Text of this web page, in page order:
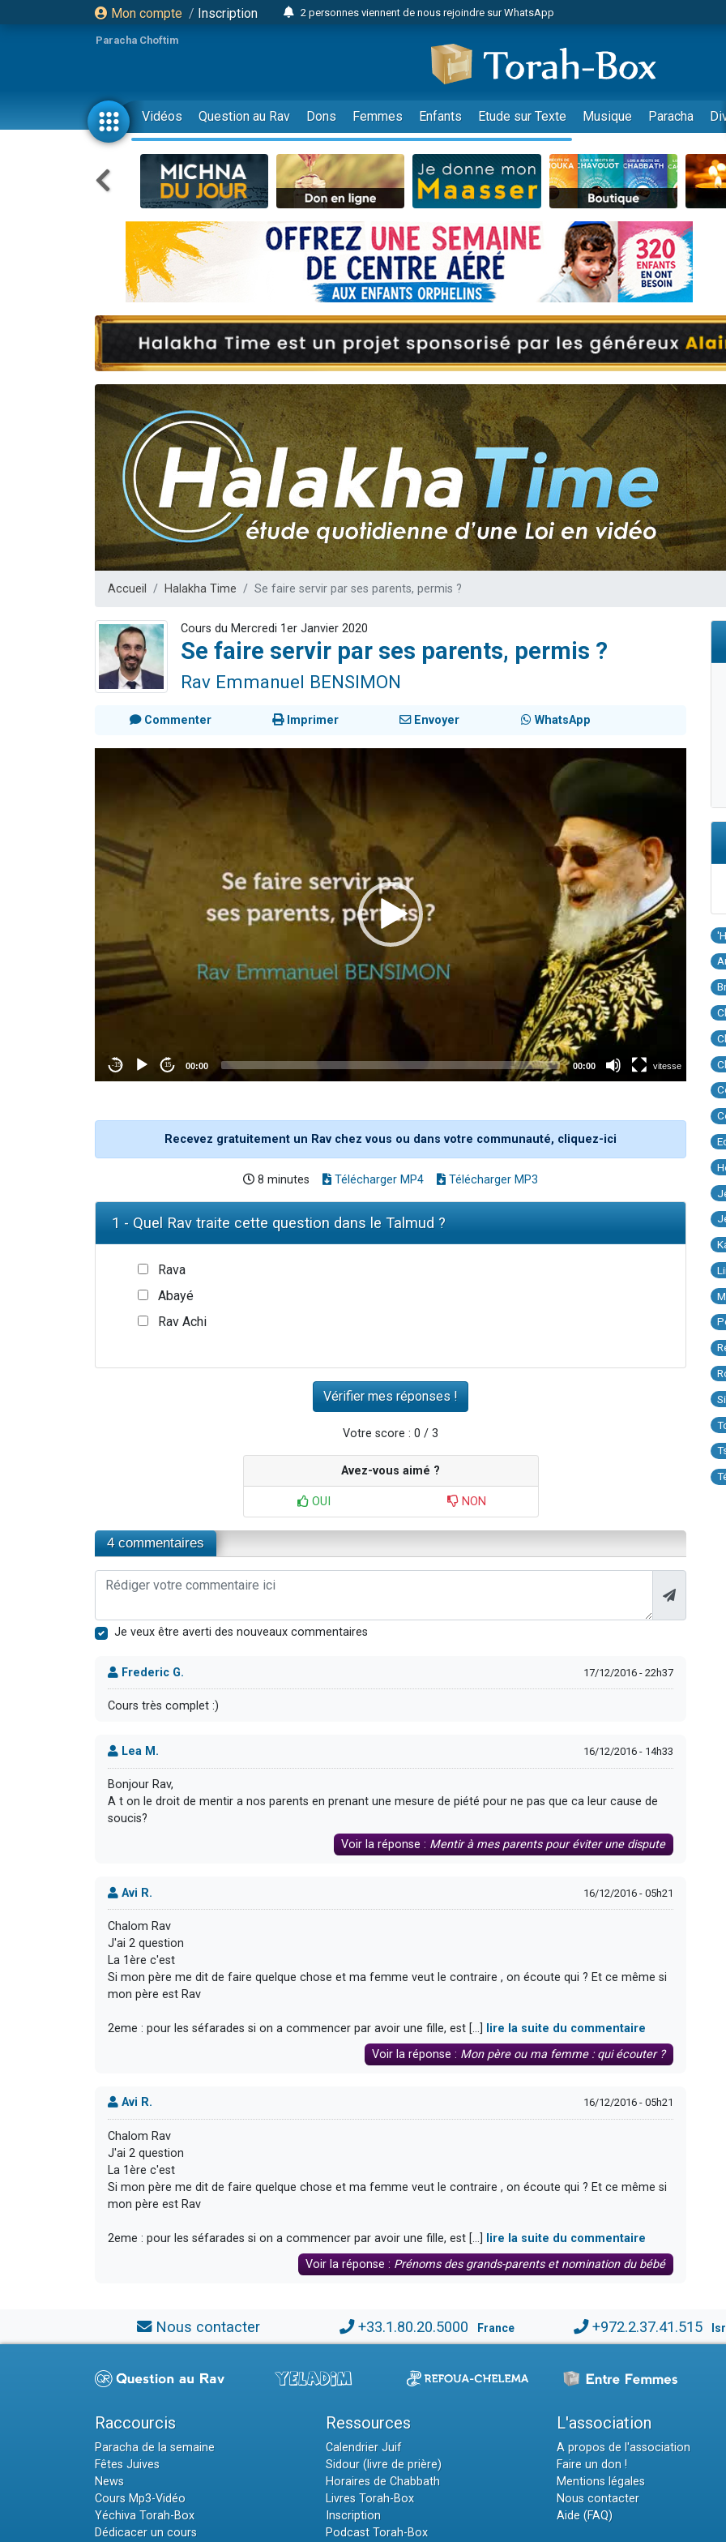
Mon compte / Inscription
2 personnes viennent de nous rejoindre sur WhatsApp
3 personnes viennent de faire un don pour Événements Torah-Box
2 personnes viennent de faire un don pour Tsédaka : pauvres d'Israel
3 personnes viennent de nous rejoindre sur WhatsApp
11 personnes viennent de demander une bénédiction
3 personnes viennent de faire un don pour Diane, 80 ans, dans un appartement
Il reste 49 places pour étudier en groupe sur Zoom
2 personnes viennent de nous rejoindre sur WhatsApp
29 personnes viennent de demander une bénédiction
Il reste 49 places pour étudier en groupe sur Zoom
2 personnes viennent de nous rejoindre sur WhatsApp
6 personnes viennent de nous rejoindre sur WhatsApp
2 personnes viennent de faire un don pour 1 Journée de Vacances Pour les Enfants
4 personnes viennent de nous rejoindre sur WhatsApp
Il reste 49 places pour étudier en groupe sur Zoom
Eva vient de donner son Maasser
Eli vient de donner son Maasser
Paracha Choftim
Vidéos Question au Rav Dons Femmes Enfants Etude sur Texte Musique Paracha
Accueil Halakha Time Se faire servir par ses parents, permis ?
Cours du Mercredi 1er Janvier 2020
Se faire servir par ses parents, permis ?
Rav Emmanuel BENSIMON
Commenter Imprimer Envoyer WhatsApp
Recevez gratuitement un Rav chez vous ou dans votre communauté, cliquez-ici
8 minutes Télécharger MP4 Télécharger MP3
1 - Quel Rav traite cette question dans le Talmud ?
Rava
Abayé
Rav Achi
Votre score : 0 / 3
Avez-vous aimé ?
OUI NON
4 commentaires
Je veux être averti des nouveaux commentaires
Frederic G. 17/12/2016 - 22h37
Cours très complet :)
Lea M. 16/12/2016 - 14h33
Bonjour Rav,
A t on le droit de mentir a nos parents en prenant une mesure de piété pour ne pas que ca leur cause de
soucis?
Voir la réponse : Mentir à mes parents pour éviter une dispute
Avi R. 16/12/2016 - 05h21
Chalom Rav
J'ai 2 question
La 1ère c'est
Si mon père me dit de faire quelque chose et ma femme veut le contraire , on écoute qui ? Et ce même si
mon père est Rav
2eme : pour les séfarades si on a commencer par avoir une fille, est [...]
lire la suite du commentaire
Voir la réponse : Mon père ou ma femme : qui écouter ?
Avi R. 16/12/2016 - 05h21
Chalom Rav
J'ai 2 question
La 1ère c'est
Si mon père me dit de faire quelque chose et ma femme veut le contraire , on écoute qui ? Et ce même si
mon père est Rav
2eme : pour les séfarades si on a commencer par avoir une fille, est [...]
lire la suite du commentaire
Voir la réponse : Prénoms des grands-parents et nomination du bébé
Nous contacter +33.1.80.20.5000 France +972.2.37.41.515
Raccourcis
Paracha de la semaine
Fêtes Juives
News
Cours Mp3-Vidéo
Yéchiva Torah-Box
Dédicacer un cours
Ressources
Calendrier Juif
Sidour (livre de prière)
Horaires de Chabbath
Livres Torah-Box
Inscription
Podcast Torah-Box
L'association
A propos de l'association
Faire un don !
Mentions légales
Nous contacter
Aide (FAQ)